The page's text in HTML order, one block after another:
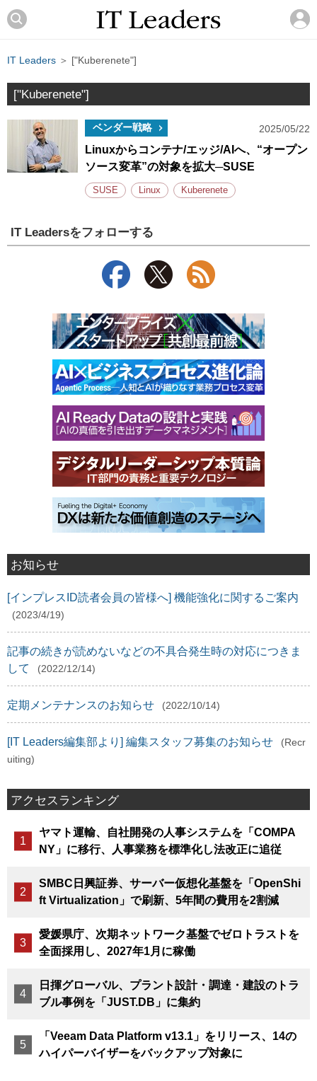
IT Leaders ＞ ["Kuberenete"]
["Kuberenete"]
ベンダー戦略 2025/05/22
Linuxからコンテナ/エッジ/AIへ、“オープン
ソース変革”の対象を拡大─SUSE
SUSE Linux Kuberenete
IT Leadersをフォローする
お知らせ
[インプレスID読者会員の皆様へ] 機能強化に関するご案内
(2023/4/19)
記事の続きが読めないなどの不具合発生時の対応につきま
して
(2022/12/14)
定期メンテナンスのお知らせ (2022/10/14)
[IT Leaders編集部より] 編集スタッフ募集のお知らせ
(Recr
uiting)
アクセスランキング
ヤマト運輸、自社開発の人事システムを「COMPA
NY」に移行、人事業務を標準化し法改正に追従
SMBC日興証券、サーバー仮想化基盤を「OpenShi
ft Virtualization」で刷新、5年間の費用を2割減
愛媛県庁、次期ネットワーク基盤でゼロトラストを
全面採用し、2027年1月に稼働
日揮グローバル、プラント設計・調達・建設のトラ
ブル事例を「JUST.DB」に集約
「Veeam Data Platform v13.1」をリリース、14の
ハイパーバイザーをバックアップ対象に